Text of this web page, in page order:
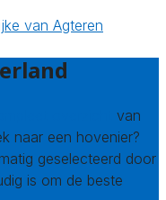
van Agteren
van
naar een hovenier?
geselecteerd door
is om de beste